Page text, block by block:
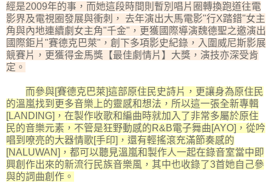
經是2009年的事，而她這段時間則暫別唱片圈轉換跑道往電
影界及電視圈發展與衝刺， 去年演出大馬電影"行X踏錯"女主
角與內地連續劇女主角"千金"，更獲國際導演魏德聖之邀演出
國際鉅片"賽德克巴萊"，創下多項影史紀錄，入圍威尼斯影展
競賽片，更獲得金馬獎【最佳劇情片】大獎，演技亦深受肯
定。
而參與[賽德克巴萊]這部原住民史詩片，更讓身為原住民
的溫嵐找到更多音樂上的靈感和想法，所以這一張全新專輯
[LANDING]，在製作收歌和編曲時就加入了非常多屬於原住
民的音樂元素，不管是狂野動感的R&B電子舞曲[AYO]，從吟
唱到嘹亮的大器情歌[手印]，還有輕搖滾充滿節奏感的
[NALUWAN]，都可以聽見溫嵐和製作人一起在錄音室當中即
興創作出來的新流行民族音樂風，其中也收錄了3首她自己參
與的詞曲創作。